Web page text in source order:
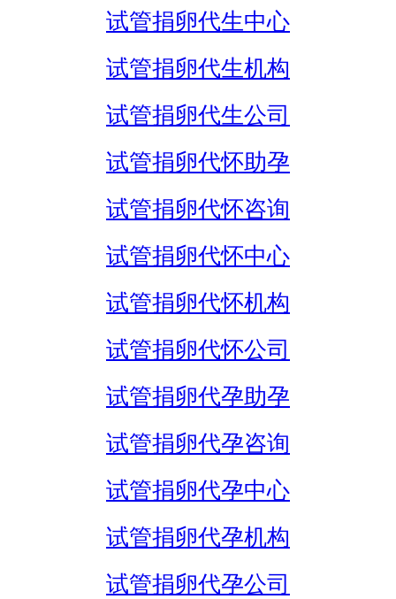
试管捐卵代生中心
试管捐卵代生机构
试管捐卵代生公司
试管捐卵代怀助孕
试管捐卵代怀咨询
试管捐卵代怀中心
试管捐卵代怀机构
试管捐卵代怀公司
试管捐卵代孕助孕
试管捐卵代孕咨询
试管捐卵代孕中心
试管捐卵代孕机构
试管捐卵代孕公司